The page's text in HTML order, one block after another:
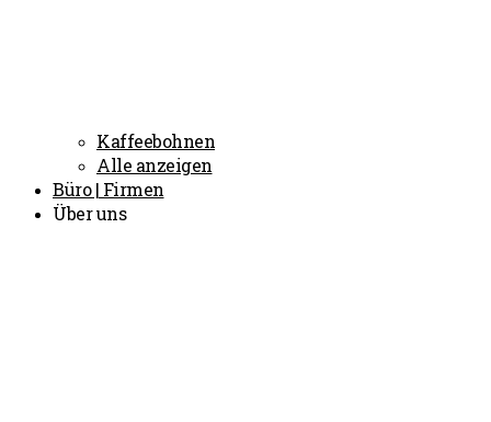
Kaffeebohnen
Alle anzeigen
Büro | Firmen
Über uns